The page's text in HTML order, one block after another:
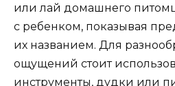
или лай домашнего
с ребенком, показывая
их названием. Для
ощущений стоит
инструменты, дудки или